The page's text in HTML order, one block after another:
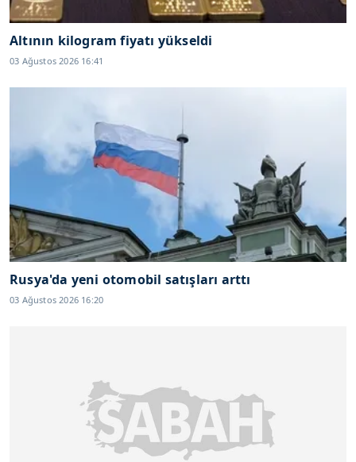
Altının kilogram fiyatı yükseldi
03 Ağustos 2026 16:41
Rusya'da yeni otomobil satışları arttı
03 Ağustos 2026 16:20